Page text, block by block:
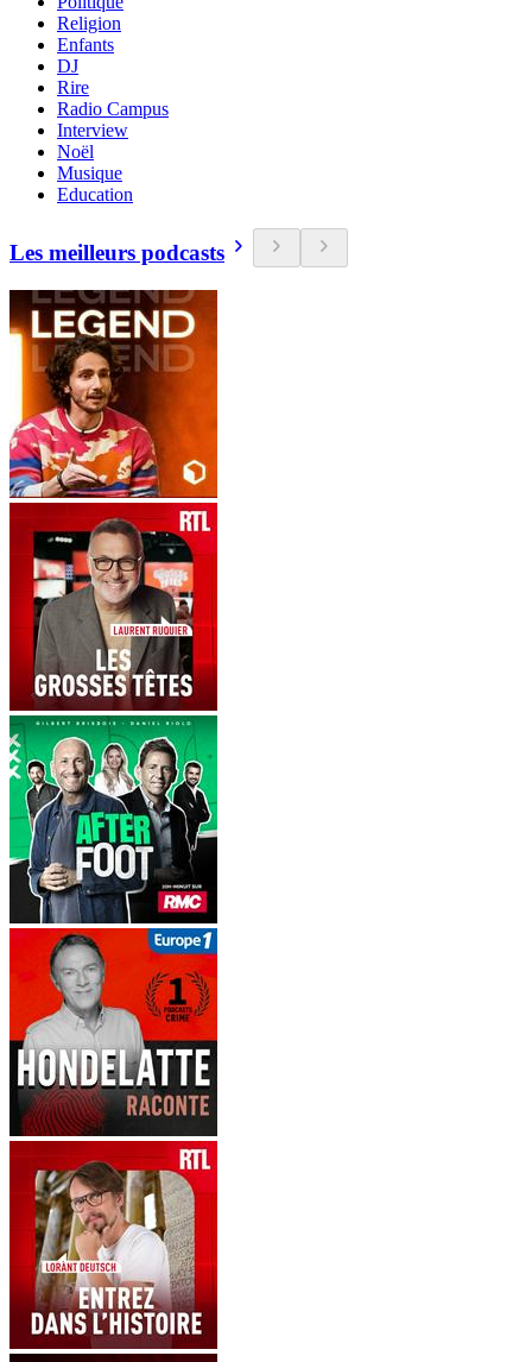
Religion
Enfants
DJ
Rire
Radio Campus
Interview
Noël
Musique
Education
Les meilleurs podcasts